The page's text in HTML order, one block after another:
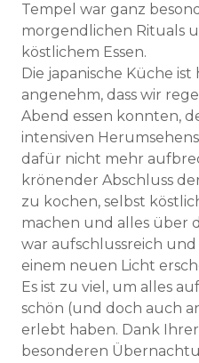
Tempel war ganz
morgendlichen Rituals
köstlichem Essen.
Die japanische Küche ist
angenehm, dass wir
Abend essen konnten,
intensiven
dafür nicht mehr
krönender Abschluss
zu kochen, selbst
machen und alles über
war aufschlussreich
einem neuen Licht
Es ist zu viel, um alles
schön (und doch auch
erlebt haben. Dank
besonderen